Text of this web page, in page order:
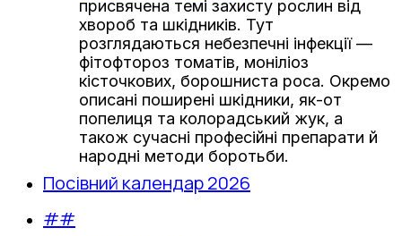
присвячена темі захисту рослин від
хвороб та шкідників. Тут
розглядаються небезпечні інфекції —
фітофтороз томатів, моніліоз
кісточкових, борошниста роса. Окремо
описані поширені шкідники, як-от
попелиця та колорадський жук, а
також сучасні професійні препарати й
народні методи боротьби.
Посівний календар 2026
##